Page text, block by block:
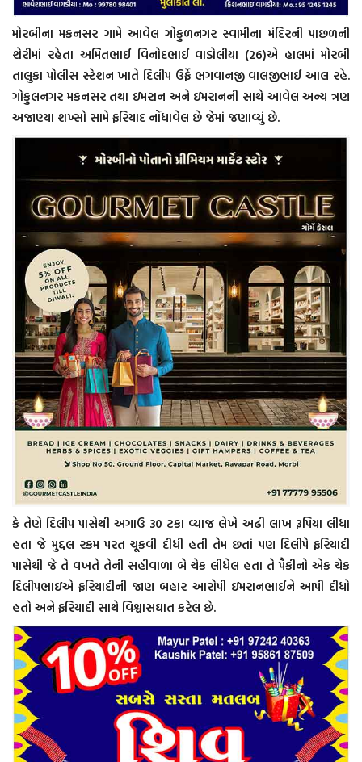
મોરબીના મકનસર ગામે આવેલ ગોકુળનગર સ્વામીના મંદિરની પાછળની
શેરીમાં રહેતા અમિતભાઈ વિનોદભાઈ વાડોલીયા (26)એ હાલમાં મોરબી
તાલુકા પોલીસ સ્ટેશન ખાતે દિલીપ ઉર્ફે ભગવાનજી વાલજીભાઈ આલ રહે.
ગોકુલનગર મકનસર તથા ઇમરાન અને ઇમરાનની સાથે આવેલ અન્ય ત્રણ
અજાણ્યા શખ્સો સામે ફરિયાદ નોંધાવેલ છે જેમાં જણાવ્યું છે.
કે તેણે દિલીપ પાસેથી અગાઉ 30 ટકા વ્યાજ લેખે અઢી લાખ રૂપિયા લીધા
હતા જે મુદ્દલ રકમ પરત ચૂકવી દીધી હતી તેમ છતાં પણ દિલીપે ફરિયાદી
પાસેથી જે તે વખતે તેની સહીવાળા બે ચેક લીધેલ હતા તે પૈકીનો એક ચેક
દિલીપભાઇએ ફરિયાદીની જાણ બહાર આરોપી ઇમરાનભાઈને આપી દીધો
હતો અને ફરિયાદી સાથે વિશ્વાસઘાત કરેલ છે.